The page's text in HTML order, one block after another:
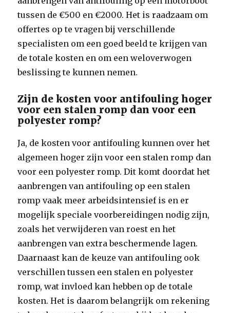
tussen de €500 en €2000. Het is raadzaam om
offertes op te vragen bij verschillende
specialisten om een goed beeld te krijgen van
de totale kosten en om een weloverwogen
beslissing te kunnen nemen.
Zijn de kosten voor antifouling hoger
voor een stalen romp dan voor een
polyester romp?
Ja, de kosten voor antifouling kunnen over het
algemeen hoger zijn voor een stalen romp dan
voor een polyester romp. Dit komt doordat het
aanbrengen van antifouling op een stalen
romp vaak meer arbeidsintensief is en er
mogelijk speciale voorbereidingen nodig zijn,
zoals het verwijderen van roest en het
aanbrengen van extra beschermende lagen.
Daarnaast kan de keuze van antifouling ook
verschillen tussen een stalen en polyester
romp, wat invloed kan hebben op de totale
kosten. Het is daarom belangrijk om rekening